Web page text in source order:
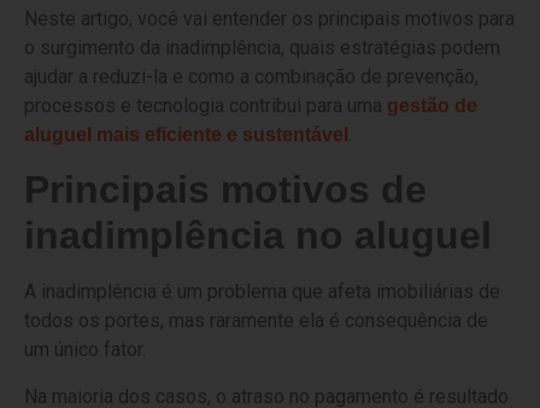
Neste artigo, você vai entender os principais motivos para
o surgimento da inadimplência, quais estratégias podem
ajudar a reduzi-la e como a combinação de prevenção,
processos e tecnologia contribui para uma gestão de
aluguel mais eficiente e sustentável .
Principais motivos de
inadimplência no aluguel
A inadimplência é um problema que afeta imobiliárias de
todos os portes, mas raramente ela é consequência de
um único fator.
Na maioria dos casos, o atraso no pagamento é resultado